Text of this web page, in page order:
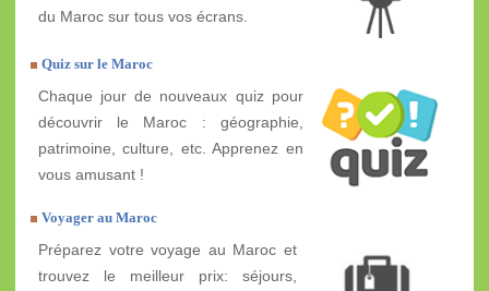
du Maroc sur tous vos écrans.
Quiz sur le Maroc
Chaque jour de nouveaux quiz pour
découvrir le Maroc : géographie,
patrimoine, culture, etc. Apprenez en
vous amusant !
Voyager au Maroc
Préparez votre voyage au Maroc et
trouvez le meilleur prix: séjours,